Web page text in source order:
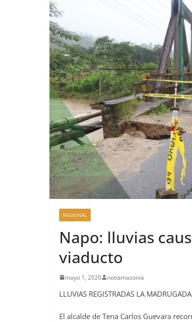
REGIONAL
Napo: lluvias
viaducto
mayo 1, 2020 notiamazonia
LLUVIAS REGISTRADAS LA
El alcalde de Tena Carlos Guevara